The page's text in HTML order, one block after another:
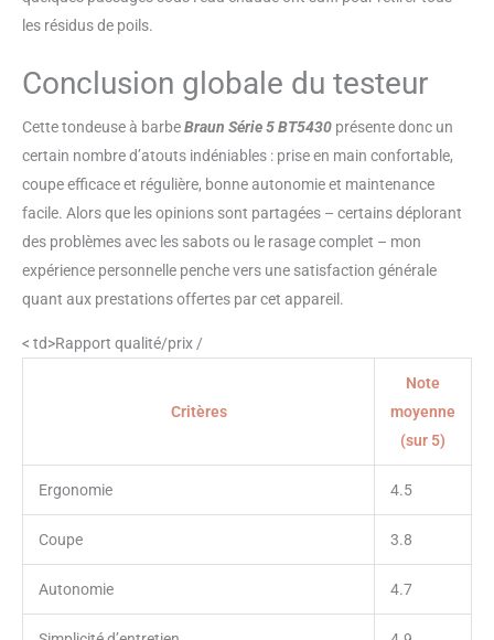
les résidus de poils.
Conclusion globale du testeur
Cette tondeuse à barbeBraun Série 5 BT5430 présente donc un
certain nombre d’atouts indéniables : prise en main confortable,
coupe efficace et régulière, bonne autonomie et maintenance
facile. Alors que les opinions sont partagées – certains déplorant
des problèmes avec les sabots ou le rasage complet – mon
expérience personnelle penche vers une satisfaction générale
quant aux prestations offertes par cet appareil.
< td>Rapport qualité/prix /
Critères
Note
moyenne
(sur 5)
Ergonomie 4.5
Coupe 3.8
Autonomie 4.7